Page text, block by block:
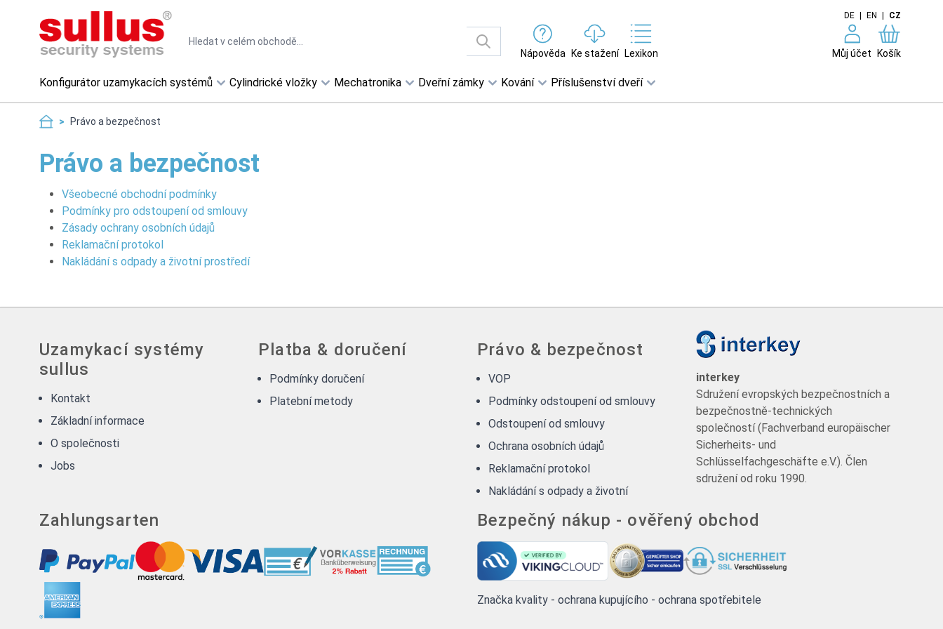
DE EN CZ
Nápověda
Ke stažení Lexikon Můj účet Košík
Konfigurátor uzamykacích systémů Cylindrické vložky Mechatronika Dveřní zámky Kování Příslušenství dveří
> Právo a bezpečnost
Právo a bezpečnost
Všeobecné obchodní podmínky
Podmínky pro odstoupení od smlouvy
Zásady ochrany osobních údajů
Reklamační protokol
Nakládání s odpady a životní prostředí
Uzamykací systémy
sullus
Kontakt
Základní informace
O společnosti
Jobs
Platba & doručení
Podmínky doručení
Platební metody
Právo & bezpečnost
VOP
Podmínky odstoupení od smlouvy
Odstoupení od smlouvy
Ochrana osobních údajů
Reklamační protokol
Nakládání s odpady a životní
interkey
Sdružení evropských bezpečnostních a
bezpečnostně-technických
společností (Fachverband europäischer
Sicherheits- und
Schlüsselfachgeschäfte e.V.). Člen
sdružení od roku 1990.
Zahlungsarten Bezpečný nákup - ověřený obchod
Značka kvality - ochrana kupujícího - ochrana spotřebitele